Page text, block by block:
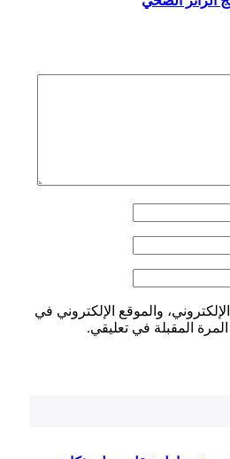
والموقع الإلكتروني في
المقبلة في تعليقي.